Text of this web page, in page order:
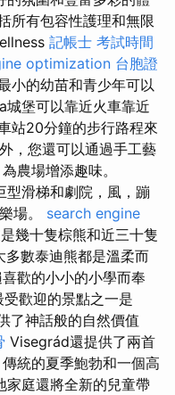
所有包容性護理和無限
記帳士 考試時間
optimization 台胞證
小的幼苗和青少年可以
城堡可以靠近火車靠近
站20分鐘的步行路程來
，您還可以通過手工藝
農場增添趣味。
型滑梯和劇院，風，蹦
場。 search engine
幾十隻棕熊和近三十隻
多數泰迪熊都是溫柔而
歡的小小的小學而奉
歡迎的景點之一是
了神話般的自然價值
Visegrád還提供了兩首
統的夏季鮑勃和一個高
家庭還將全新的兒童帶